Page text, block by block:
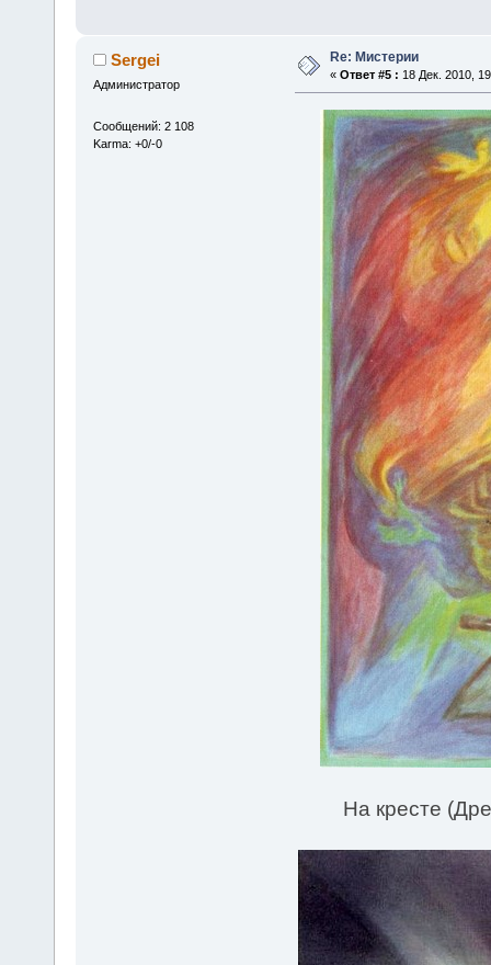
Sergei
Администратор
Сообщений: 2 108
Karma: +0/-0
Re: Мистерии
« Ответ #5 : 18 Дек. 2010,
На кресте